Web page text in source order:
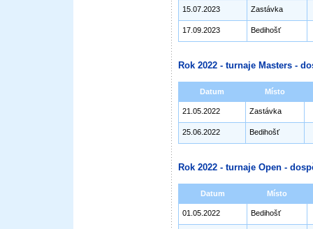
15.07.2023 Zastávka
17.09.2023 Bedihošť
Rok 2022 - turnaje Masters -
Datum Místo
21.05.2022 Zastávka
25.06.2022 Bedihošť
Rok 2022 - turnaje Open -
Datum Místo
01.05.2022 Bedihošť